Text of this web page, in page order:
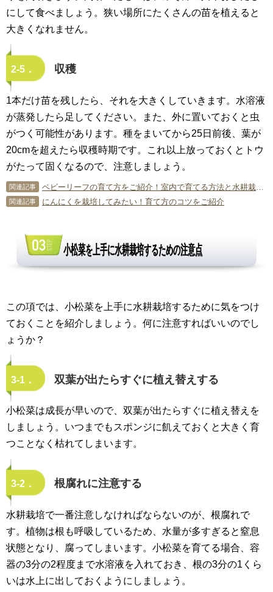
にして食べましょう。狭い場所にたくさんの苗を植えると
大きくなれません。
2-5． 収穫
1本だけ苗を残したら、それを大きくしていきます。水溶液
が蒸発したら足してください。また、外に置いておくと虫
がつく可能性があります。種をまいてから25日前後、葉が
20cmを超えたら収穫時期です。これ以上放っておくとトウ
がたって固くなるので、注意しましょう。
関連記事
関連記事 にんにくを栽培してみたい！育て方のコツをご紹介
小松菜を上手に水耕栽培するための注意点
この項では、小松菜を上手に水耕栽培するために気をつけ
ておくことを紹介しましょう。何に注意すればいいのでし
ょうか？
3-1． 双葉が出たらすぐに植え替えする
小松菜は成長が早いので、双葉が出たらすぐに植え替えを
しましょう。いつまでもスポンジに飢えておくと大きく育
つことなく枯れてしまいます。
3-2． 根腐れに注意する
水耕栽培で一番注意しなければならないのが、根腐れで
す。植物は根も呼吸しているため、水量が多すぎると窒息
状態となり、腐ってしまいます。小松菜を育てる場合、容
器の3分の2程度まで水溶液を入れておき、根の3分の1くら
いは水上に出しておくようにしましょう。